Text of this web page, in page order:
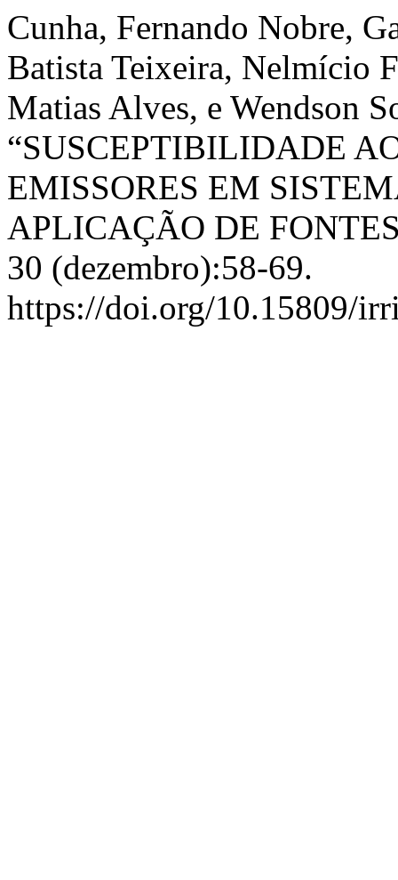
Cunha, Fernando Nobre,
Batista Teixeira, Nelmício
Matias Alves, e Wendson
“SUSCEPTIBILIDADE
EMISSORES EM
APLICAÇÃO DE
30 (dezembro):58-69.
https://doi.org/10.15809/